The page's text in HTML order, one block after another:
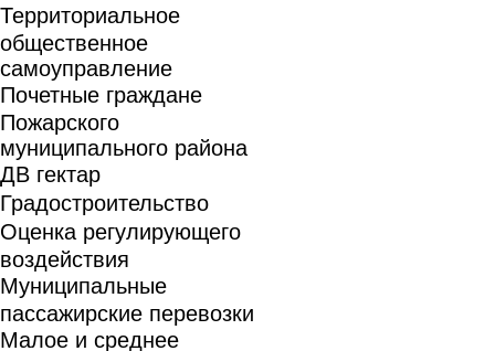
Территориальное
общественное
самоуправление
Почетные граждане
Пожарского
муниципального района
ДВ гектар
Градостроительство
Оценка регулирующего
воздействия
Муниципальные
пассажирские перевозки
Малое и среднее